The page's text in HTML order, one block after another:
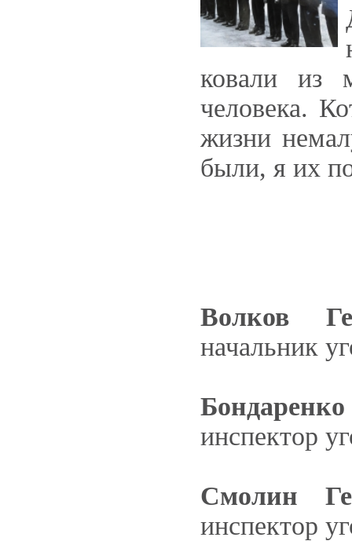
ковали из
человека.
жизни
были, я их
Волков
начальник
инспектор
Смолин
инспектор